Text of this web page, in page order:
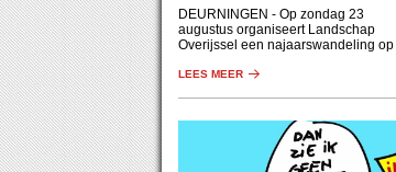
DEURNINGEN - Op zondag 23
augustus organiseert Landschap
Overijssel een najaarswandeling op
een afwisselend landschap met een
LEES MEER